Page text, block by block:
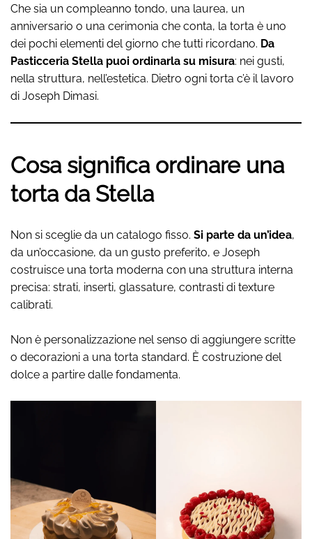
Che sia un compleanno tondo, una laurea, un
anniversario o una cerimonia che conta, la torta è uno
dei pochi elementi del giorno che tutti ricordano. Da
Pasticceria Stella puoi ordinarla su misura: nei gusti,
nella struttura, nell’estetica. Dietro ogni torta c’è il lavoro
di Joseph Dimasi.
Cosa significa ordinare una
torta da Stella
Non si sceglie da un catalogo fisso. Si parte da un’idea,
da un’occasione, da un gusto preferito, e Joseph
costruisce una torta moderna con una struttura interna
precisa: strati, inserti, glassature, contrasti di texture
calibrati.
Non è personalizzazione nel senso di aggiungere scritte
o decorazioni a una torta standard. È costruzione del
dolce a partire dalle fondamenta.